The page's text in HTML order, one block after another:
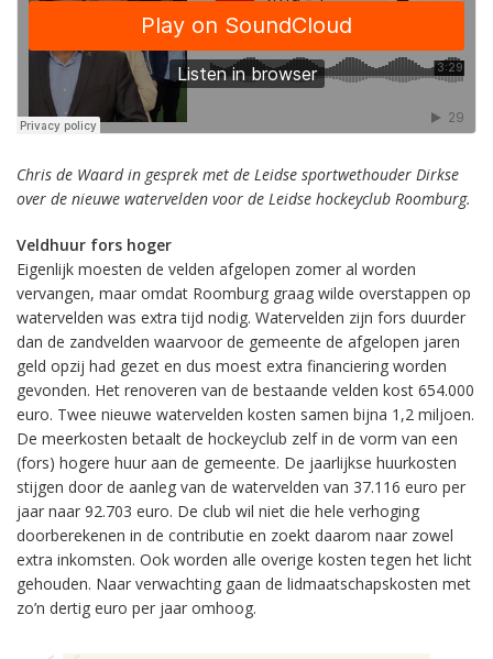
Chris de Waard in gesprek met de Leidse sportwethouder Dirkse
over de nieuwe watervelden voor de Leidse hockeyclub Roomburg.
Veldhuur fors hoger
Eigenlijk moesten de velden afgelopen zomer al worden
vervangen, maar omdat Roomburg graag wilde overstappen op
watervelden was extra tijd nodig. Watervelden zijn fors duurder
dan de zandvelden waarvoor de gemeente de afgelopen jaren
geld opzij had gezet en dus moest extra financiering worden
gevonden. Het renoveren van de bestaande velden kost 654.000
euro. Twee nieuwe watervelden kosten samen bijna 1,2 miljoen.
De meerkosten betaalt de hockeyclub zelf in de vorm van een
(fors) hogere huur aan de gemeente. De jaarlijkse huurkosten
stijgen door de aanleg van de watervelden van 37.116 euro per
jaar naar 92.703 euro. De club wil niet die hele verhoging
doorberekenen in de contributie en zoekt daarom naar zowel
extra inkomsten. Ook worden alle overige kosten tegen het licht
gehouden. Naar verwachting gaan de lidmaatschapskosten met
zo’n dertig euro per jaar omhoog.